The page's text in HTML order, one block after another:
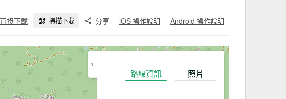
直接下載 掃描下載 分享 iOS 操作說明 Android 操作說明
路線資訊 照片